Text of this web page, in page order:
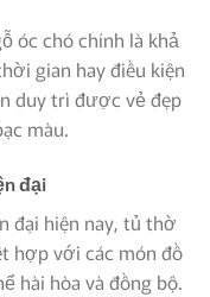
óc chó chính là khả
gian hay điều kiện
duy trì được vẻ đẹp
màu.
đại
đại hiện nay, tủ thờ
hợp với các món đồ
hài hòa và đồng bộ.